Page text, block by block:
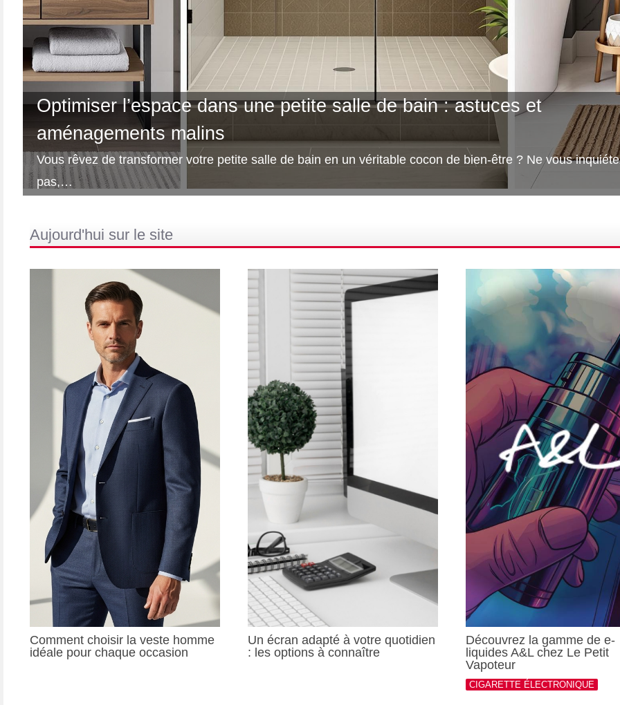
Optimiser l’espace dans une petite salle de bain : astuces et
aménagements malins
Vous rêvez de transformer votre petite salle de bain en un véritable cocon de bien-être ? Ne vous
pas,…
Aujourd'hui sur le site
Comment choisir la veste homme
idéale pour chaque occasion
Un écran adapté à votre quotidien
: les options à connaître
Découvrez la gamme de e-
liquides A&L chez Le Petit
Vapoteur
CIGARETTE ÉLECTRONIQUE